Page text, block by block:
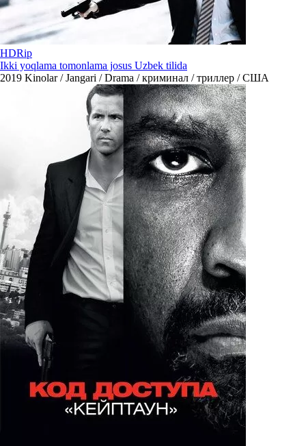
HDRip
Ikki yoqlama tomonlama josus Uzbek tilida
2019 Kinolar / Jangari / Drama / криминал / триллер / США